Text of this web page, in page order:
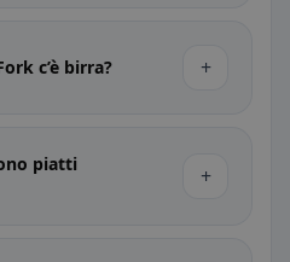
c’è birra? +
piatti
+